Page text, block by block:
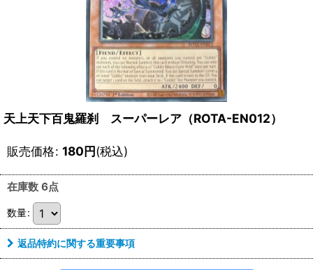
天上天下百鬼羅刹 スーパーレア（ROTA-EN012）
販売価格: 180円(税込)
在庫数 6点
数量:
返品特約に関する重要事項